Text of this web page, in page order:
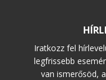
Iratkozz fel
legfrissebb
van ismerősöd,